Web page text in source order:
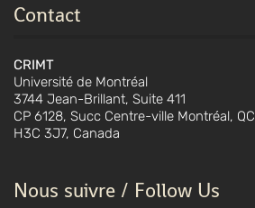
Contact
CRIMT
Université de Montréal
3744 Jean-Brillant, Suite 411
CP 6128, Succ Centre-ville Montréal, QC
H3C 3J7, Canada
Nous suivre / Follow Us